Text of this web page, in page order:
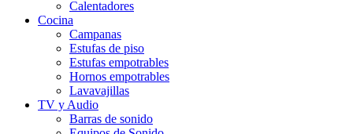
Calentadores
Cocina
Campanas
Estufas de piso
Estufas empotrables
Hornos empotrables
Lavavajillas
TV y Audio
Barras de sonido